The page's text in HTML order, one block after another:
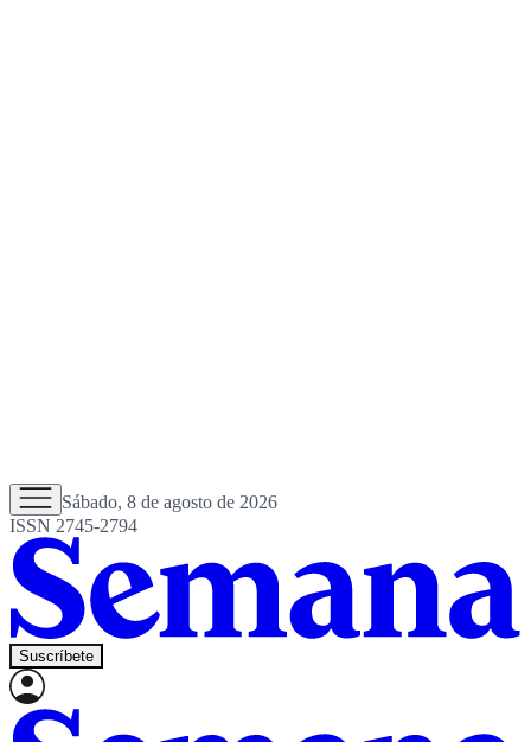
Sábado, 8 de agosto de 2026
ISSN 2745-2794
Suscríbete